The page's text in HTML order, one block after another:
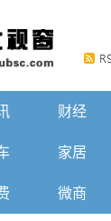
财经
家居
微商